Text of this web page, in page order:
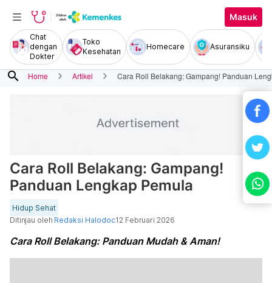
Masuk
Chat
dengan
Dokter
Toko
Kesehatan
Homecare Asuransiku
search Home Artikel Cara Roll Belakang: Gampang! Panduan
Cara Roll Belakang: Gampang!
Panduan Lengkap Pemula
Hidup Sehat
Ditinjau oleh Redaksi Halodoc12 Februari 2026
Cara Roll Belakang: Panduan Mudah & Aman!